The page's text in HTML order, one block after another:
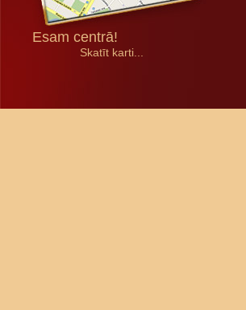
Esam centrā!
Skatīt karti...